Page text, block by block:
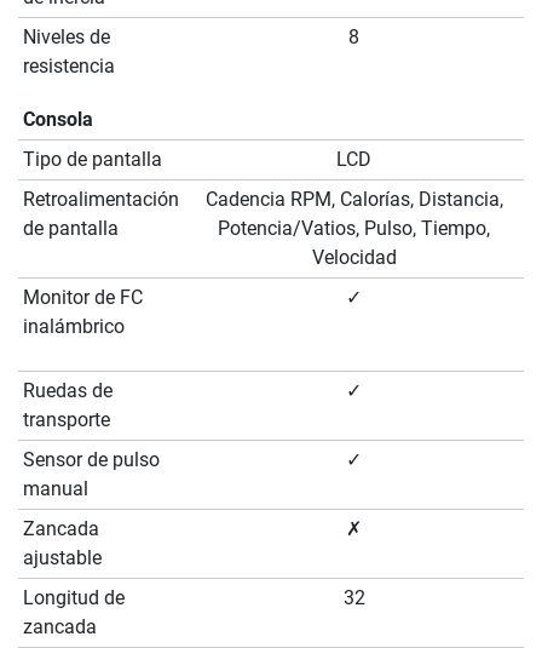
Niveles de
resistencia
8
Consola
Tipo de pantalla
LCD
Retroalimentación
de pantalla
Cadencia RPM, Calorías, Distancia,
Potencia/Vatios, Pulso, Tiempo,
Velocidad
Monitor de FC
inalámbrico
✓
Ruedas de
transporte
✓
Sensor de pulso
manual
✓
Zancada
ajustable
✗
Longitud de
zancada
32